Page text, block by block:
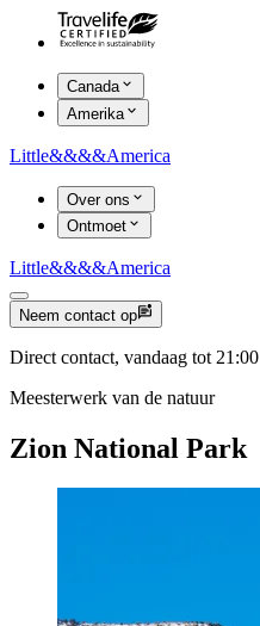
Canada
Amerika
Little&&&&America
Over ons
Ontmoet
Little&&&&America
Neem contact op
Direct contact, vandaag tot 21:00
Meesterwerk van de natuur
Zion National Park